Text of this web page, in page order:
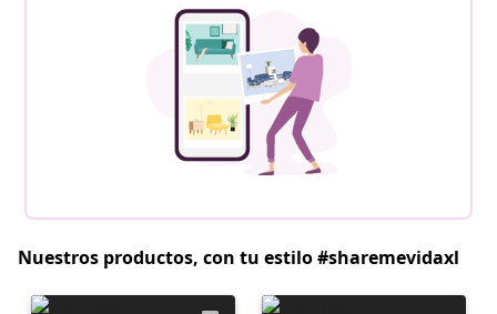
Nuestros productos, con tu estilo #sharemevidaxl